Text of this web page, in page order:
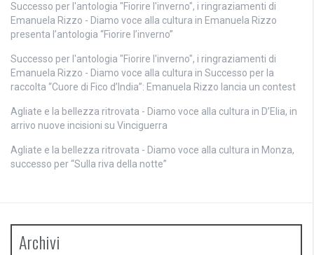
Successo per l'antologia "Fiorire l'inverno", i ringraziamenti di
Emanuela Rizzo - Diamo voce alla cultura in Emanuela Rizzo
presenta l’antologia “Fiorire l’inverno”
Successo per l'antologia "Fiorire l'inverno", i ringraziamenti di
Emanuela Rizzo - Diamo voce alla cultura in Successo per la
raccolta “Cuore di Fico d’India”: Emanuela Rizzo lancia un contest
Agliate e la bellezza ritrovata - Diamo voce alla cultura in D’Elia, in
arrivo nuove incisioni su Vinciguerra
Agliate e la bellezza ritrovata - Diamo voce alla cultura in Monza,
successo per “Sulla riva della notte”
Archivi